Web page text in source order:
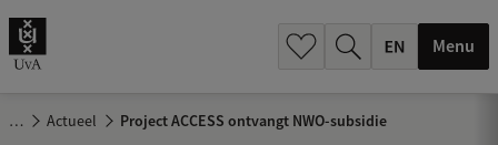
Menu
… Actueel Project ACCESS ontvangt NWO-subsidie